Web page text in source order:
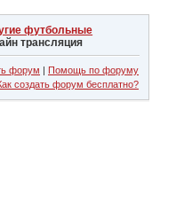
футбольные
трансляция
форум | Помощь по форуму